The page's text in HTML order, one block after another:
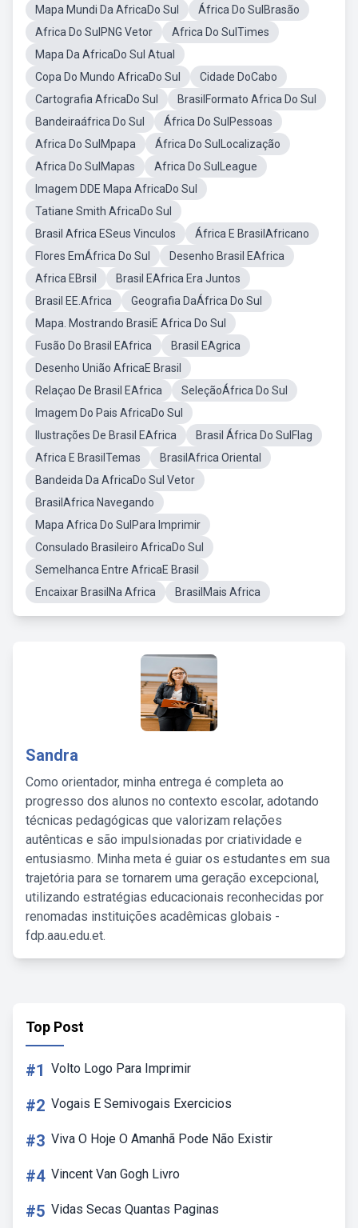
Mapa Mundi Da AfricaDo Sul
África Do SulBrasão
Africa Do SulPNG Vetor
Africa Do SulTimes
Mapa Da AfricaDo Sul Atual
Copa Do Mundo AfricaDo Sul
Cidade DoCabo
Cartografia AfricaDo Sul
BrasilFormato Africa Do Sul
Bandeiraáfrica Do Sul
África Do SulPessoas
Africa Do SulMpapa
África Do SulLocalização
Africa Do SulMapas
Africa Do SulLeague
Imagem DDE Mapa AfricaDo Sul
Tatiane Smith AfricaDo Sul
Brasil Africa ESeus Vinculos
África E BrasilAfricano
Flores EmÁfrica Do Sul
Desenho Brasil EAfrica
Africa EBrsil
Brasil EAfrica Era Juntos
Brasil EE.Africa
Geografia DaÁfrica Do Sul
Mapa. Mostrando BrasiE Africa Do Sul
Fusão Do Brasil EAfrica
Brasil EAgrica
Desenho União AfricaE Brasil
Relaçao De Brasil EAfrica
SeleçãoÁfrica Do Sul
Imagem Do Pais AfricaDo Sul
Ilustrações De Brasil EAfrica
Brasil África Do SulFlag
Africa E BrasilTemas
BrasilAfrica Oriental
Bandeida Da AfricaDo Sul Vetor
BrasilAfrica Navegando
Mapa Africa Do SulPara Imprimir
Consulado Brasileiro AfricaDo Sul
Semelhanca Entre AfricaE Brasil
Encaixar BrasilNa Africa
BrasilMais Africa
Sandra
Como orientador, minha entrega é completa ao
progresso dos alunos no contexto escolar, adotando
técnicas pedagógicas que valorizam relações
autênticas e são impulsionadas por criatividade e
entusiasmo. Minha meta é guiar os estudantes em sua
trajetória para se tornarem uma geração excepcional,
utilizando estratégias educacionais reconhecidas por
renomadas instituições acadêmicas globais -
fdp.aau.edu.et.
Top Post
#1 Volto Logo Para Imprimir
#2 Vogais E Semivogais Exercicios
#3 Viva O Hoje O Amanhã Pode Não Existir
#4 Vincent Van Gogh Livro
#5 Vidas Secas Quantas Paginas